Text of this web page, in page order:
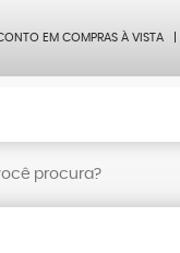
EM COMPRAS À VISTA